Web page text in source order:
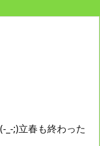
_-;)立春も終わった